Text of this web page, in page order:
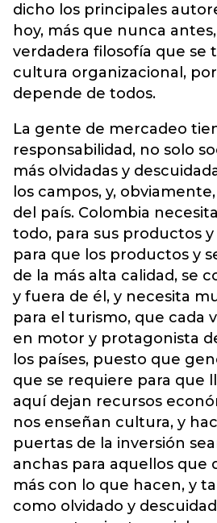
dicho los principales
hoy, más que nunca
verdadera filosofía que se
cultura organizacional,
depende de todos.
La gente de mercadeo
responsabilidad, no solo
más olvidadas y
los campos, y,
del país. Colombia
todo, para sus productos
para que los productos y
de la más alta calidad, se
y fuera de él, y necesita
para el turismo, que cada
en motor y protagonista
los países, puesto que
que se requiere para que
aquí dejan recursos
nos enseñan cultura, y
puertas de la inversión
anchas para aquellos que
más con lo que hacen, y
como olvidado y